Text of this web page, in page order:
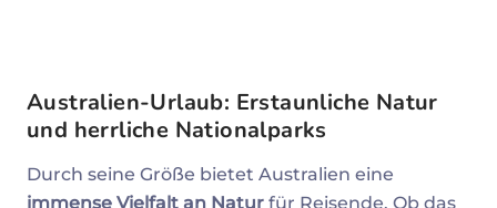
Australien-Urlaub: Erstaunliche Natur
und herrliche Nationalparks
Durch seine Größe bietet Australien eine
immense Vielfalt an Natur für Reisende. Ob das